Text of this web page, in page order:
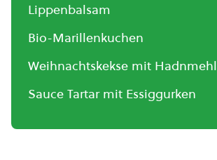
Lippenbalsam
Bio-Marillenkuchen
Weihnachtskekse mit Hadnmehl
Sauce Tartar mit Essiggurken